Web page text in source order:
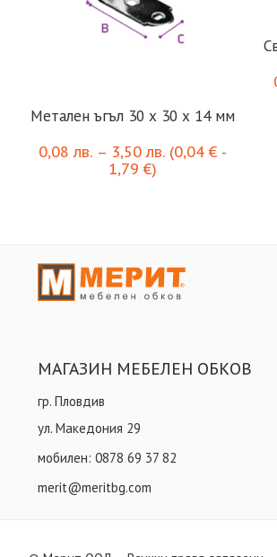
Метален ъгъл 30 х 30 x 14 мм
0,08лв. – 3,50лв. (0,04€ -
1,79€)
МАГАЗИН МЕБЕЛЕН ОБКОВ
гр. Пловдив
ул. Македония 29
мобилен: 0878 69 37 82
merit@meritbg.com